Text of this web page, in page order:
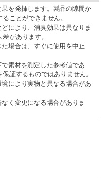
を発揮します。製品の隙間か
ことができません。
により、消臭効果は異なりま
があります。
場合は、すぐに使用を中止
素材を測定した参考値であ
証するものではありません。
により実物と異なる場合があ
く変更になる場合がありま